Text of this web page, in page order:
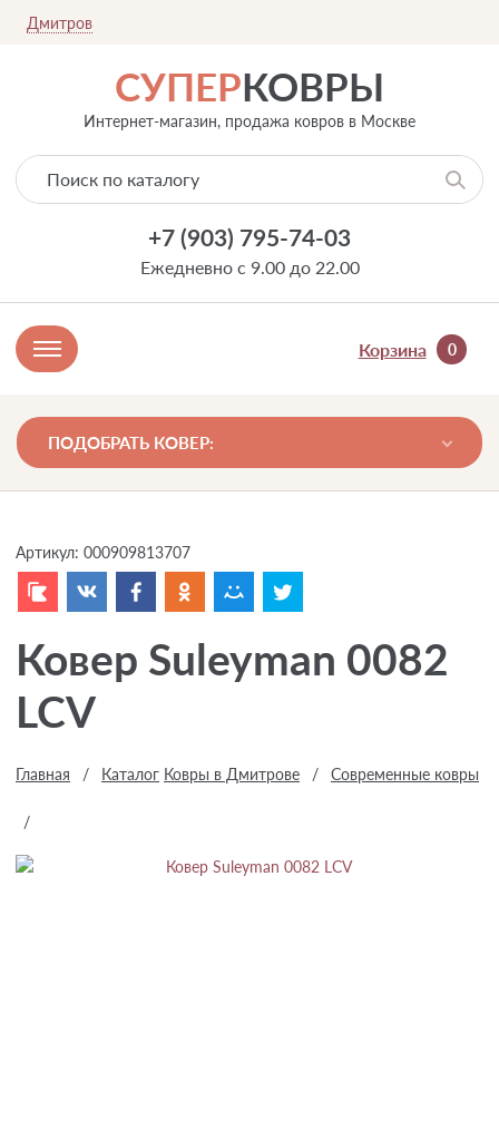
Дмитров
СУПЕРКОВРЫ
Интернет-магазин, продажа ковров в Москве
+7 (903) 795-74-03
Ежедневно с 9.00 до 22.00
Корзина 0
ПОДОБРАТЬ КОВЕР:
Артикул: 000909813707
Ковер Suleyman 0082
LCV
Главная / Каталог Ковры в Дмитрове / Современные ковры
/